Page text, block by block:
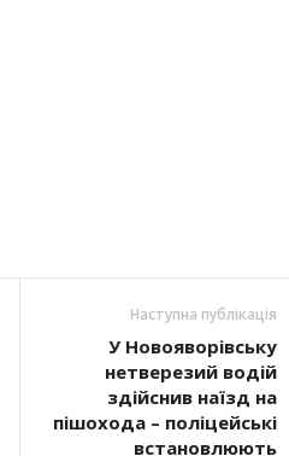
Наступна публікація
У Новояворівську
нетверезий водій
здійснив наїзд на
пішохода – поліцейські
встановлюють